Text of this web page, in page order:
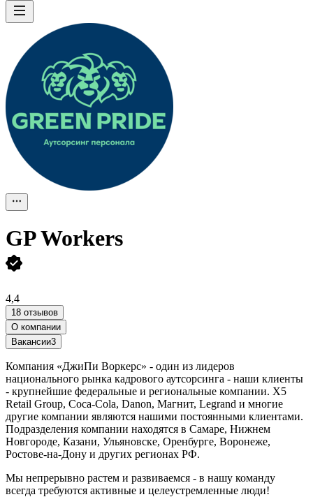
GP Workers
4,4
18 отзывов
О компании
Вакансии3
Компания «ДжиПи Воркерс» - один из лидеров
национального рынка кадрового аутсорсинга - наши клиенты
- крупнейшие федеральные и региональные компании. X5
Retail Group, Coca-Cola, Danon, Магнит, Legrand и многие
другие компании являются нашими постоянными клиентами.
Подразделения компании находятся в Самаре, Нижнем
Новгороде, Казани, Ульяновске, Оренбурге, Воронеже,
Ростове-на-Дону и других регионах РФ.
Мы непрерывно растем и развиваемся - в нашу команду
всегда требуются активные и целеустремленные люди!